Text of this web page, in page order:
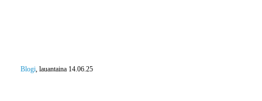
Blogi, lauantaina 14.06.25